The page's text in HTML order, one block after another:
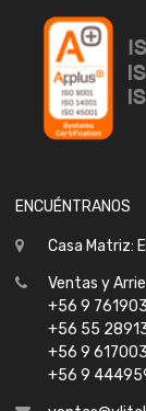
ENCUÉNTRANOS
Casa Matriz:
Ventas y
+56 9
+56 55
+56 9
+56 9